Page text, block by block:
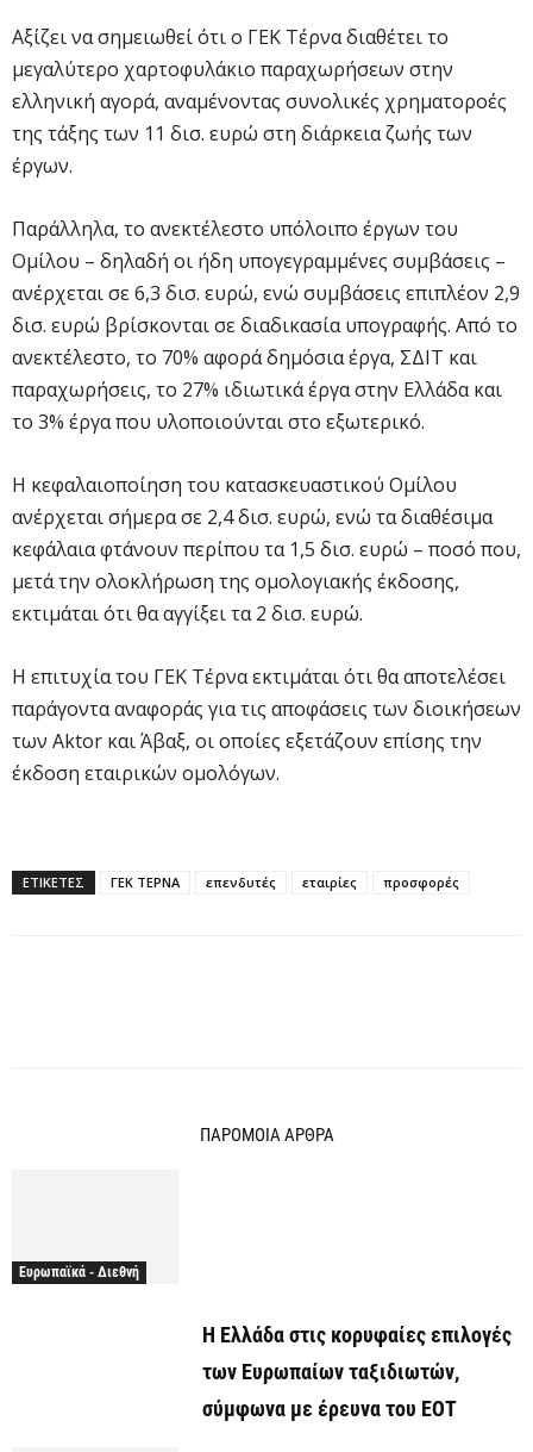
Αξίζει να σημειωθεί ότι ο ΓΕΚ Τέρνα διαθέτει το
μεγαλύτερο χαρτοφυλάκιο παραχωρήσεων στην
ελληνική αγορά, αναμένοντας συνολικές χρηματοροές
της τάξης των 11 δισ. ευρώ στη διάρκεια ζωής των
έργων.
Παράλληλα, το ανεκτέλεστο υπόλοιπο έργων του
Ομίλου – δηλαδή οι ήδη υπογεγραμμένες συμβάσεις –
ανέρχεται σε 6,3 δισ. ευρώ, ενώ συμβάσεις επιπλέον 2,9
δισ. ευρώ βρίσκονται σε διαδικασία υπογραφής. Από το
ανεκτέλεστο, το 70% αφορά δημόσια έργα, ΣΔΙΤ και
παραχωρήσεις, το 27% ιδιωτικά έργα στην Ελλάδα και
το 3% έργα που υλοποιούνται στο εξωτερικό.
Η κεφαλαιοποίηση του κατασκευαστικού Ομίλου
ανέρχεται σήμερα σε 2,4 δισ. ευρώ, ενώ τα διαθέσιμα
κεφάλαια φτάνουν περίπου τα 1,5 δισ. ευρώ – ποσό που,
μετά την ολοκλήρωση της ομολογιακής έκδοσης,
εκτιμάται ότι θα αγγίξει τα 2 δισ. ευρώ.
Η επιτυχία του ΓΕΚ Τέρνα εκτιμάται ότι θα αποτελέσει
παράγοντα αναφοράς για τις αποφάσεις των διοικήσεων
των Aktor και Άβαξ, οι οποίες εξετάζουν επίσης την
έκδοση εταιρικών ομολόγων.
ΕΤΙΚΕΤΕΣ ΓΕΚ ΤΕΡΝΑ επενδυτές εταιρίες προσφορές
ΠΑΡΟΜΟΙΑ ΑΡΘΡΑ
Ευρωπαϊκά - Διεθνή
Η Ελλάδα στις κορυφαίες επιλογές
των Ευρωπαίων ταξιδιωτών,
σύμφωνα με έρευνα του ΕΟΤ